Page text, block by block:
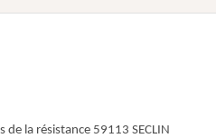
de la résistance 59113 SECLIN